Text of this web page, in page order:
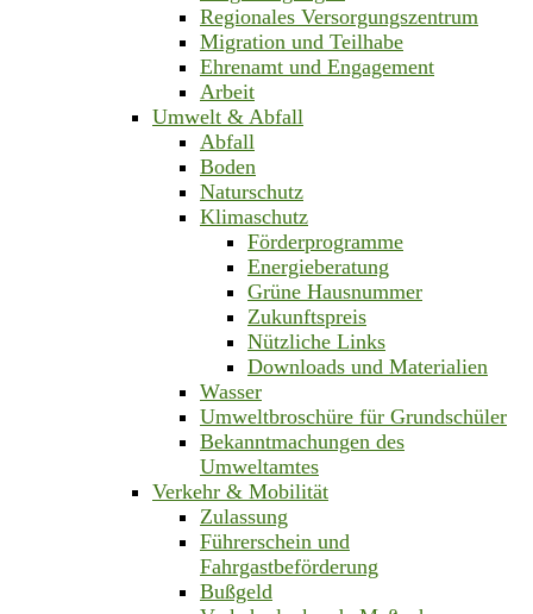
Regionales Versorgungszentrum
Migration und Teilhabe
Ehrenamt und Engagement
Arbeit
Umwelt & Abfall
Abfall
Boden
Naturschutz
Klimaschutz
Förderprogramme
Energieberatung
Grüne Hausnummer
Zukunftspreis
Nützliche Links
Downloads und Materialien
Wasser
Umweltbroschüre für Grundschüler
Bekanntmachungen des
Umweltamtes
Verkehr & Mobilität
Zulassung
Führerschein und
Fahrgastbeförderung
Bußgeld